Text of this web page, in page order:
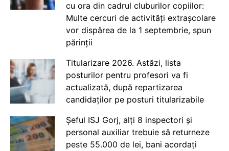
cu ora din cadrul cluburilor copiilor:
Multe cercuri de activități extrașcolare
vor dispărea de la 1 septembrie, spun
părinții
Titularizare 2026. Astăzi, lista
posturilor pentru profesori va fi
actualizată, după repartizarea
candidaților pe posturi titularizabile
Șeful ISJ Gorj, alți 8 inspectori și
personal auxiliar trebuie să returneze
peste 55.000 de lei, bani acordați